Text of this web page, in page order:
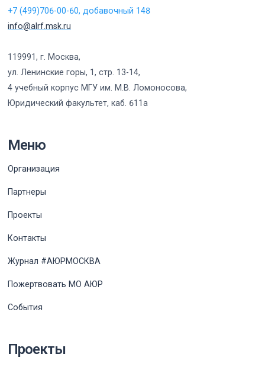
+7 (499)706-00-60, добавочный 148
info@alrf.msk.ru
119991, г. Москва,
ул. Ленинские горы, 1, стр. 13-14,
4 учебный корпус МГУ им. М.В. Ломоносова,
Юридический факультет, каб. 611а
Меню
Организация
Партнеры
Проекты
Контакты
Журнал #АЮРМОСКВА
Пожертвовать МО АЮР
События
Проекты